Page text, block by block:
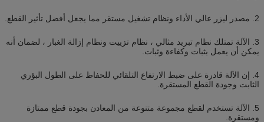
2. مصدر ليزر عالي الأداء ونظام تشغيل مستقر مما يجعل أفضل تأثير القطع.
3. الآلة تمتلك نظام تبريد مثالي ، نظام تزييت ونظام إزالة الغبار ، لضمان أنه
يمكن أن يعمل بثبات وكفاءة وثبات.
4. إن الآلة قادرة على ضبط الارتفاع التلقائي للحفاظ على الطول البؤري
الثابت وجودة القطع المستقرة.
5. الآلة تستخدم لقطع مجموعة متنوعة من المعادن بجودة قطع ممتازة
ومستقرة.